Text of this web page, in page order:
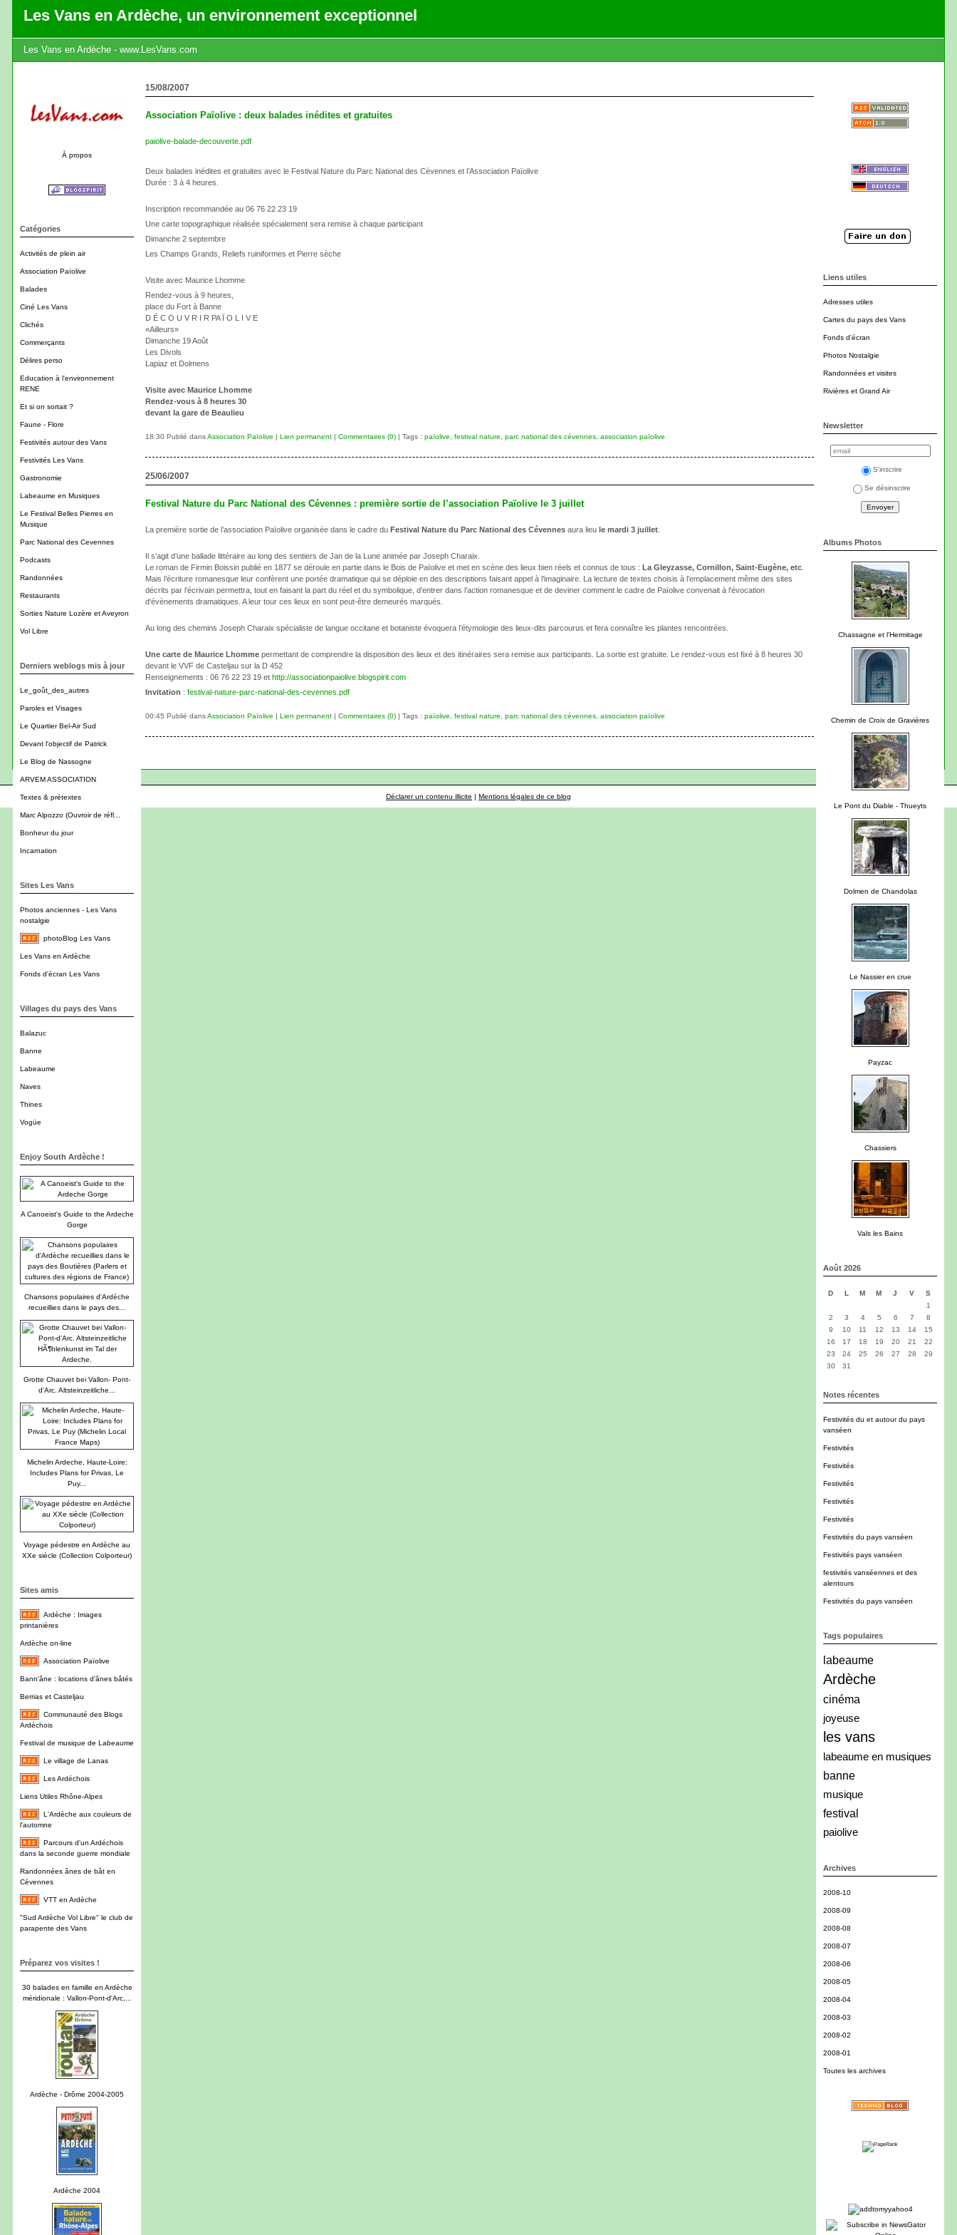
Les Vans en Ardèche, un environnement exceptionnel
Les Vans en Ardèche - www.LesVans.com
À propos
Catégories
Activités de plein air
Association Païolive
Balades
Ciné Les Vans
Clichés
Commerçants
Délires perso
Education à l'environnement
RENE
Et si on sortait ?
Faune - Flore
Festivités autour des Vans
Festivités Les Vans
Gastronomie
Labeaume en Musiques
Le Festival Belles Pierres en
Musique
Parc National des Cevennes
Podcasts
Randonnées
Restaurants
Sorties Nature Lozère et Aveyron
Vol Libre
Derniers weblogs mis à jour
Le_goût_des_autres
Paroles et Visages
Le Quartier Bel-Air Sud
Devant l'objectif de Patrick
Le Blog de Nassogne
ARVEM ASSOCIATION
Textes & prétextes
Marc Alpozzo (Ouvroir de réfl...
Bonheur du jour
Incarnation
Sites Les Vans
Photos anciennes - Les Vans
nostalgie
photoBlog Les Vans
Les Vans en Ardèche
Fonds d'écran Les Vans
Villages du pays des Vans
Balazuc
Banne
Labeaume
Naves
Thines
Vogüe
Enjoy South Ardèche !
A Canoeist's Guide to the Ardeche
Gorge
Chansons populaires d'Ardèche
recueillies dans le pays des...
Grotte Chauvet bei Vallon- Pont-
d'Arc. Altsteinzeitliche...
Michelin Ardeche, Haute-Loire:
Includes Plans for Privas, Le
Puy...
Voyage pédestre en Ardèche au
XXe siècle (Collection Colporteur)
Sites amis
Ardèche : Images
printanières
Ardèche on-line
Association Païolive
Bann'âne : locations d'ânes bâtés
Berrias et Casteljau
Communauté des Blogs
Ardéchois
Festival de musique de Labeaume
Le village de Lanas
Les Ardéchois
Liens Utiles Rhône-Alpes
L'Ardèche aux couleurs de
l'automne
Parcours d'un Ardéchois
dans la seconde guerre mondiale
Randonnées ânes de bât en
Cévennes
VTT en Ardèche
"Sud Ardèche Vol Libre" le club de
parapente des Vans
Préparez vos visites !
30 balades en famille en Ardèche
méridionale : Vallon-Pont-d'Arc,...
Ardèche - Drôme 2004-2005
Ardèche 2004
Liens utiles
Adresses utiles
Cartes du pays des Vans
Fonds d'écran
Photos Nostalgie
Randonnées et visites
Rivières et Grand Air
Newsletter
S'inscrire
Se désinscrire
Albums Photos
Chassagne et l'Hermitage
Chemin de Croix de Gravières
Le Pont du Diable - Thueyts
Dolmen de Chandolas
Le Nassier en crue
Payzac
Chassiers
Vals les Bains
Août 2026
D L M M J V
S
1
2
3 4 5 6 7
8
9
10 11 12 13 14
15
16
17 18 19 20 21
22
23
24 25 26 27 28
29
30
31
Notes récentes
Festivités du et autour du pays
vanséen
Festivités
Festivités
Festivités
Festivités
Festivités
Festivités du pays vanséen
Festivités pays vanséen
festivités vanséennes et des
alentours
Festivités du pays vanséen
Tags populaires
labeaume
Ardèche
cinéma
joyeuse
les vans
labeaume en musiques
banne
musique
festival
paiolive
Archives
2008-10
2008-09
2008-08
2008-07
2008-06
2008-05
2008-04
2008-03
2008-02
2008-01
Toutes les archives
15/08/2007
Association Païolive : deux balades inédites et gratuites
paiolive-balade-decouverte.pdf
Deux balades inédites et gratuites avec le Festival Nature du Parc National des Cévennes et l’Association Païolive
Durée : 3 à 4 heures.
Inscription recommandée au 06 76 22 23 19
Une carte topographique réalisée spécialement sera remise à chaque participant
Dimanche 2 septembre
Les Champs Grands, Reliefs ruiniformes et Pierre sèche
Visite avec Maurice Lhomme
Rendez-vous à 9 heures,
place du Fort à Banne
D É C O U V R I R PA Ï O L I V E
«Ailleurs»
Dimanche 19 Août
Les Divols
Lapiaz et Dolmens
Visite avec Maurice Lhomme
Rendez-vous à 8 heures 30
devant la gare de Beaulieu
18:30 Publié dansAssociation Païolive | Lien permanent | Commentaires (0) | Tags : païolive festival nature parc national des cévennes association païolive
25/06/2007
Festival Nature du Parc National des Cévennes : première sortie de l’association Païolive le 3 juillet
La première sortie de l’association Païolive organisée dans le cadre du Festival Nature du Parc National des Cévennes aura lieu le mardi 3 juillet
Il s’agit d’une ballade littéraire au long des sentiers de Jan de la Lune animée par Joseph Charaix.
Le roman de Firmin Boissin publié en 1877 se déroule en partie dans le Bois de Païolive et met en scène des lieux bien réels et connus de tous : La Gleyzasse, Cornillon, Saint-Eugène, etc
Mais l’écriture romanesque leur confèrent une portée dramatique qui se déploie en des descriptions faisant appel à l’imaginaire. La lecture de textes choisis à l’emplacement même des sites
décrits par l’écrivain permettra, tout en faisant la part du réel et du symbolique, d’entrer dans l’action romanesque et de deviner comment le cadre de Païolive convenait à l’évocation
d‘évènements dramatiques. A leur tour ces lieux en sont peut-être demeurés marqués.
Au long des chemins Joseph Charaix spécialiste de langue occitane et botaniste évoquera l’étymologie des lieux-dits parcourus et fera connaître les plantes rencontrées.
Une carte de Maurice Lhomme permettant de comprendre la disposition des lieux et des itinéraires sera remise aux participants. La sortie est gratuite. Le rendez-vous est fixé à 8 heures 30
devant le VVF de Casteljau sur la D 452
Renseignements : 06 76 22 23 19 et http://associationpaiolive.blogspirit.com
Invitation : festival-nature-parc-national-des-cevennes.pdf
00:45 Publié dansAssociation Païolive | Lien permanent | Commentaires (0) | Tags : païolive festival nature parc national des cévennes association païolive
Déclarer un contenu illicite | Mentions légales de ce blog